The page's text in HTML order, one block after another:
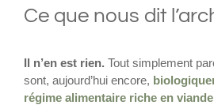
Ce que nous dit
Il n’en est rien. Tout simplement
sont, aujourd’hui encore,
régime alimentaire riche en viande